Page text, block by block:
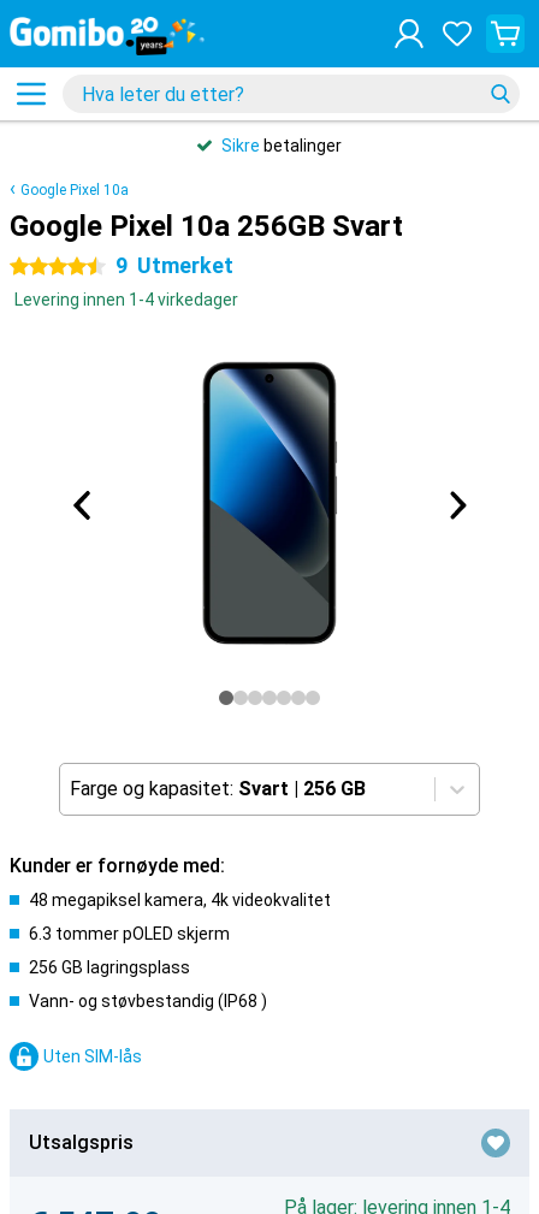
Sikre betalinger
Google Pixel 10a
Google Pixel 10a 256GB Svart
4.5 stjerner 9 Utmerket
Levering innen 1-4 virkedager
Farge og kapasitet: Svart | 256 GB
Kunder er fornøyde med:
48 megapiksel kamera, 4k videokvalitet
6.3 tommer pOLED skjerm
256 GB lagringsplass
Vann- og støvbestandig (IP68 )
Uten SIM-lås
Utsalgspris
På lager: levering innen 1-4